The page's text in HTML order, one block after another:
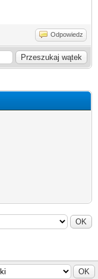
Odpowiedz